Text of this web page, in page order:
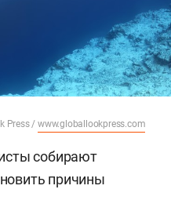
Press /www.globallookpress.com
собирают
причины